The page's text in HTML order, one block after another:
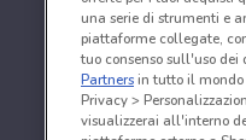
una serie di strumenti e
piattaforme collegate,
tuo consenso sull'uso
Partnersin tutto il mondo
Privacy >
visualizzerai all'interno